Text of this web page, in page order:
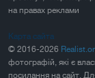
на правах реклами
Карта сайта
© 2016-2026
фотографій, які є
посилання на сайт.